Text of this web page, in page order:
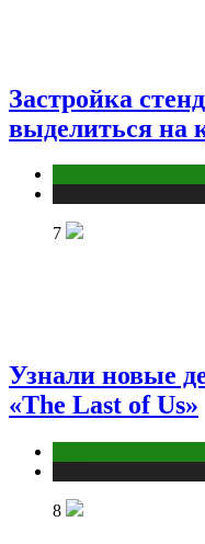
Застройка
выделиться на
7
Узнали новые
«The Last of Us»
8